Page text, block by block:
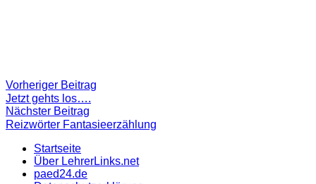
Beitragsnavigation
Vorheriger Beitrag
Jetzt gehts los….
Nächster Beitrag
Beitrag
Reizwörter Fantasieerzählung
Startseite
Über LehrerLinks.net
paed24.de